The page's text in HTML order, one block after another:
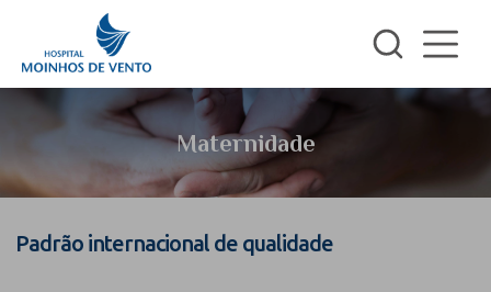
Maternidade
Padrão internacional de qualidade